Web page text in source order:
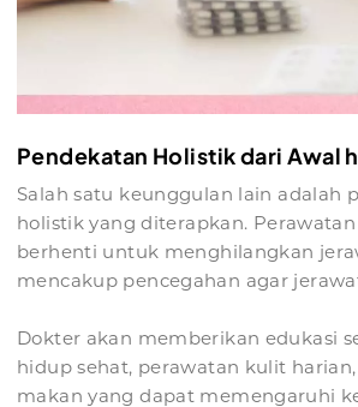
Pendekatan Holistik dari Awal
Salah satu keunggulan lain adalah
holistik yang diterapkan.
berhenti untuk menghilangkan
mencakup pencegahan agar
Dokter akan memberikan edukasi
hidup sehat, perawatan kulit
makan yang dapat memengaruhi